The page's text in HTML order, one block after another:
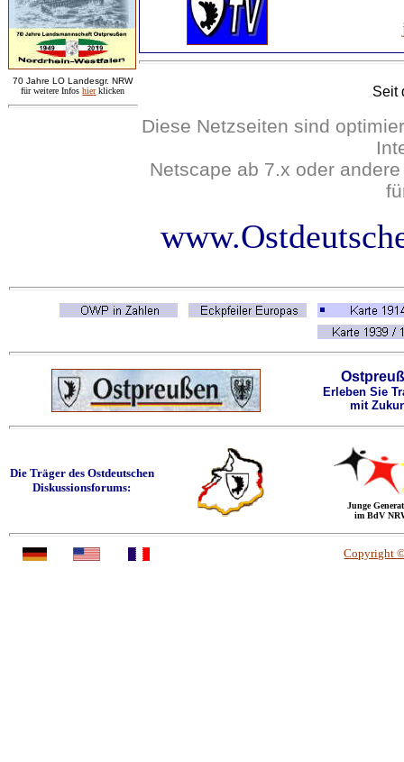
70 Jahre LO Landesgr. NRW
für weitere Infoshier klicken Seit
Diese Netzseiten sind
Netscape ab 7.x oder
Erleben Sie
mit
Die Träger des Ostdeutschen
Diskussionsforums:
Junge
im BdV
Copyright